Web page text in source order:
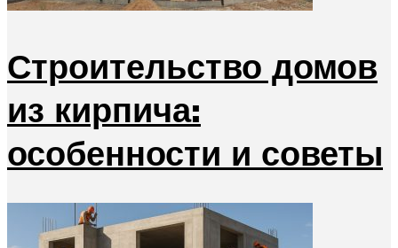
Строительство домов
из кирпича:
особенности и советы